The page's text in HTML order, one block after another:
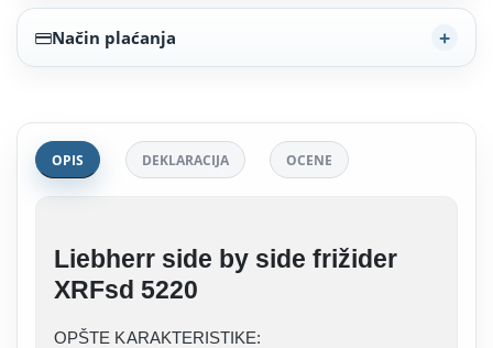
Način plaćanja
OPIS DEKLARACIJA OCENE
Liebherr side by side frižider
XRFsd 5220
OPŠTE KARAKTERISTIKE: